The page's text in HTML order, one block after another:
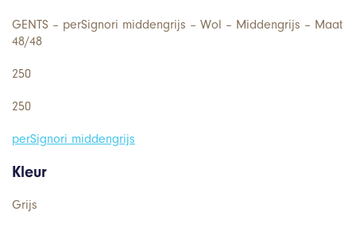
GENTS – perSignori middengrijs – Wol – Middengrijs – Maat
48/48
250
250
perSignori middengrijs
Kleur
Grijs